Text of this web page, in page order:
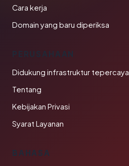
Cara kerja
Domain yang baru diperiksa
PERUSAHAAN
Didukung infrastruktur tepercaya
Tentang
Kebijakan Privasi
Syarat Layanan
BAHASA